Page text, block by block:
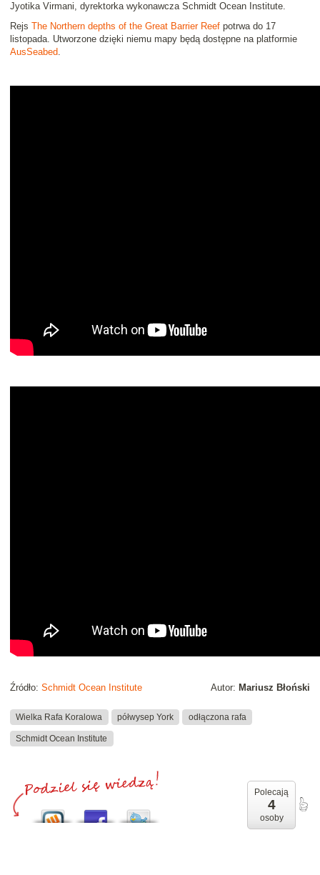
Jyotika Virmani, dyrektorka wykonawcza Schmidt Ocean Institute.
Rejs The Northern depths of the Great Barrier Reef potrwa do 17
listopada. Utworzone dzięki niemu mapy będą dostępne na platformie
AusSeabed.
Autor: Mariusz Błoński
Źródło: Schmidt Ocean Institute
Wielka Rafa Koralowa półwysep York odłączona rafa
Schmidt Ocean Institute
Polecają
4
osoby